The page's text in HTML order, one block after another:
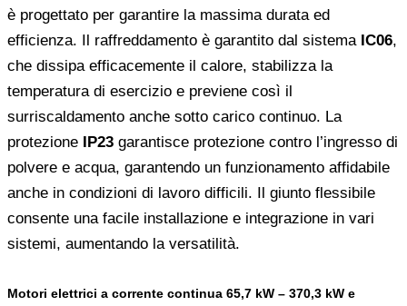
è progettato per garantire la massima durata ed
efficienza. Il raffreddamento è garantito dal sistema IC06,
che dissipa efficacemente il calore, stabilizza la
temperatura di esercizio e previene così il
surriscaldamento anche sotto carico continuo. La
protezione
IP23 garantisce protezione contro l’ingresso di
polvere e acqua, garantendo un funzionamento affidabile
anche in condizioni di lavoro difficili. Il giunto flessibile
consente una facile installazione e integrazione in vari
sistemi, aumentando la versatilità.
Motori elettrici a corrente continua 65,7 kW – 370,3 kW e